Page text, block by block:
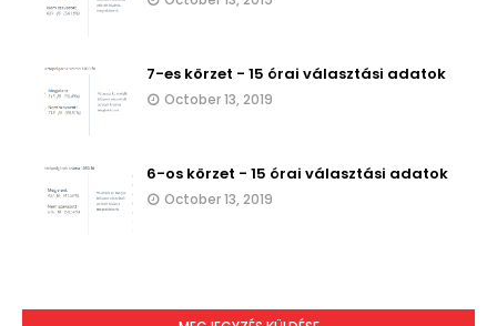
7-es körzet - 15 órai választási adatok
October 13, 2019
6-os körzet - 15 órai választási adatok
October 13, 2019